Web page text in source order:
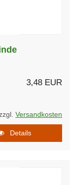
3,48 EUR
Versandkosten
Details